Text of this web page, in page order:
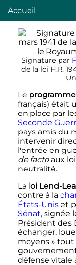
Accueil
Signature par
de la loi H.R.
Le programme
français) était
en place par
Seconde
pays amis du
intervenir
l'entrée en
de factoaux
neutralité.
La loi Lend-
contre à la
États-Uniset
Sénat, signée
Président des
échanger,
moyens » tout
défense vitale